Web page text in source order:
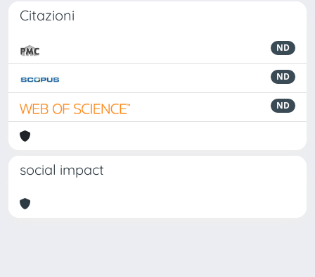
Citazioni
ND
ND
ND
social impact